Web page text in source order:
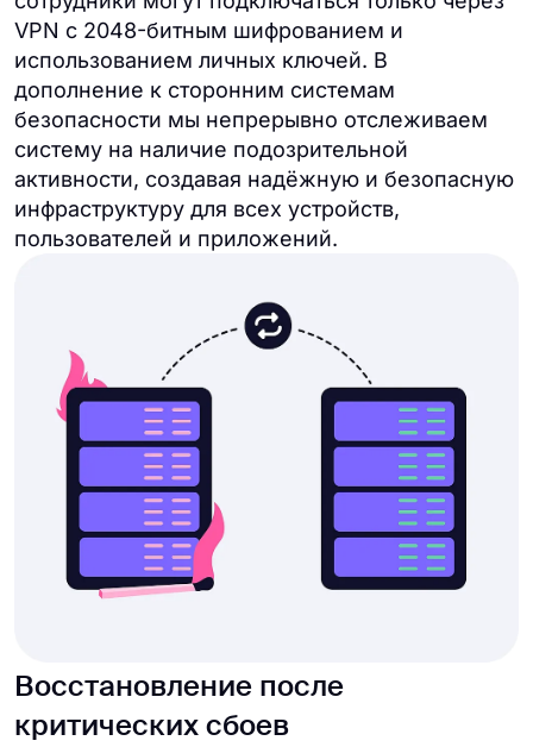
VPN с 2048-битным шифрованием и
использованием личных ключей. В
дополнение к сторонним системам
безопасности мы непрерывно отслеживаем
систему на наличие подозрительной
активности, создавая надёжную и безопасную
инфраструктуру для всех устройств,
пользователей и приложений.
Восстановление после
критических сбоев